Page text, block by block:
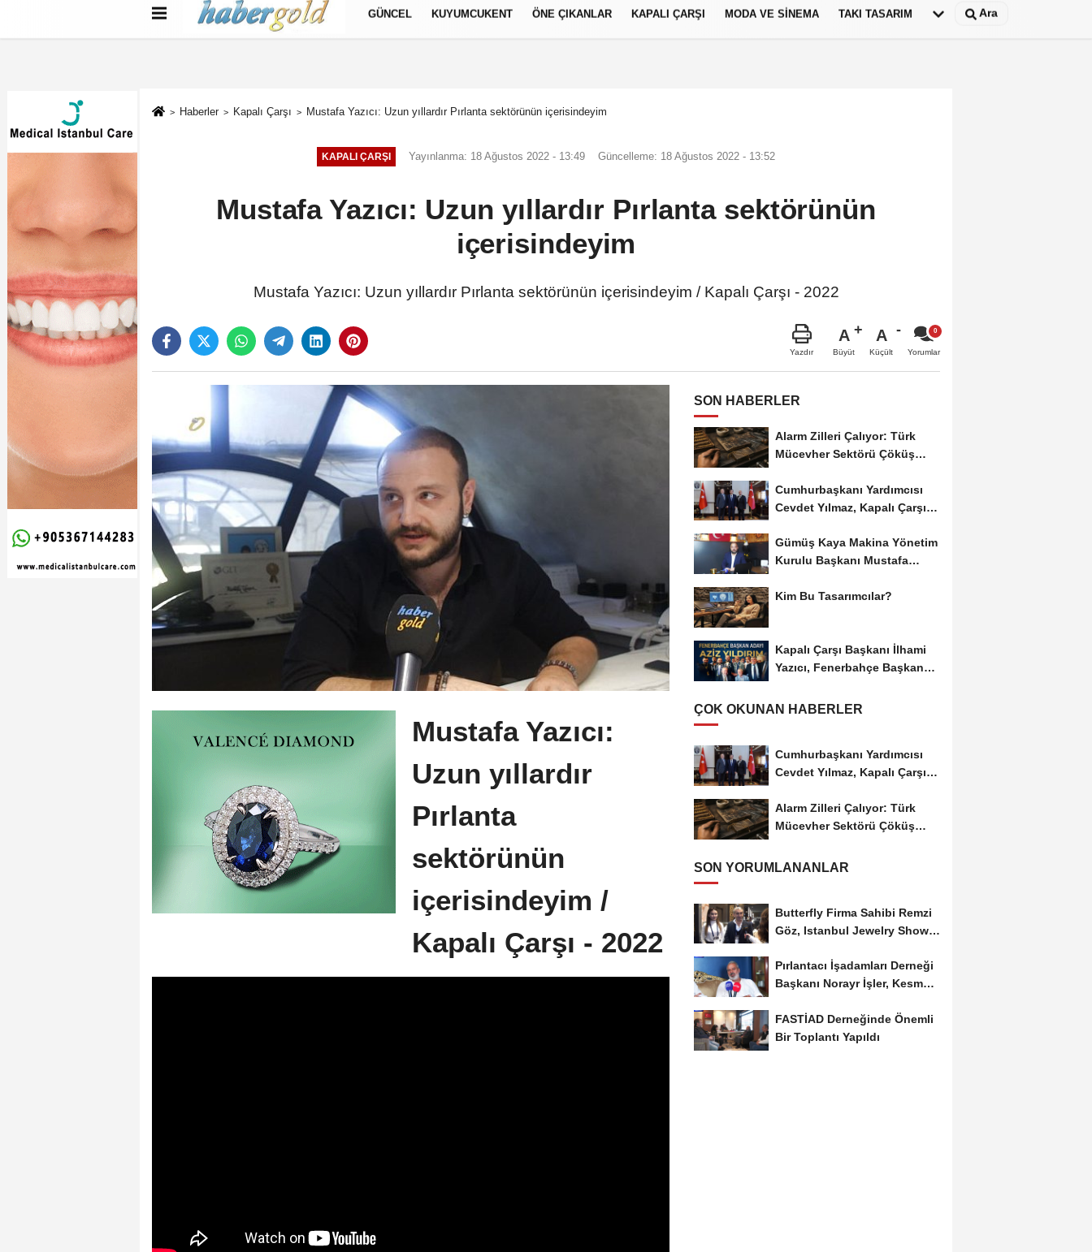
Türkçe English العربية Français русский Spanish Deutsch
GÜNCEL KUYUMCUKENT ÖNE ÇIKANLAR KAPALI ÇARŞI MODA VE SINEMA TAKI TASARIM Ara
Haberler Kapalı Çarşı Mustafa Yazıcı: Uzun yıllardır Pırlanta sektörünün içerisindeyim
KAPALI ÇARŞI Yayınlanma: 18 Ağustos 2022 - 13:49 Güncelleme: 18 Ağustos 2022 - 13:52
Mustafa Yazıcı: Uzun yıllardır Pırlanta sektörünün
içerisindeyim
Mustafa Yazıcı: Uzun yıllardır Pırlanta sektörünün içerisindeyim / Kapalı Çarşı - 2022
Yazdır
A
Büyüt
A
Küçült Yorumlar
Mustafa Yazıcı:
Uzun yıllardır
Pırlanta
sektörünün
içerisindeyim /
Kapalı Çarşı - 2022
SON HABERLER
Alarm Zilleri Çalıyor: Türk
Mücevher Sektörü Çöküş
Cumhurbaşkanı Yardımcısı
Cevdet Yılmaz, Kapalı Çarşı
Gümüş Kaya Makina Yönetim
Kurulu Başkanı Mustafa
Kim Bu Tasarımcılar?
Kapalı Çarşı Başkanı İlhami
Yazıcı, Fenerbahçe Başkan
ÇOK OKUNAN HABERLER
Cumhurbaşkanı Yardımcısı
Cevdet Yılmaz, Kapalı Çarşı
Alarm Zilleri Çalıyor: Türk
Mücevher Sektörü Çöküş
SON YORUMLANANLAR
Butterfly Firma Sahibi Remzi
Göz, Istanbul Jewelry Show
Pırlantacı İşadamları Derneği
Başkanı Norayr İşler, Kesme
FASTİAD Derneğinde Önemli
Bir Toplantı Yapıldı